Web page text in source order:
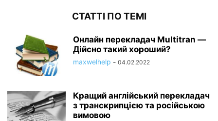
СТАТТІ ПО ТЕМІ
Онлайн перекладач Multitran —
Дійсно такий хороший?
maxwelhelp - 04.02.2022
Кращий англійський перекладач
з транскрипцією та російською
вимовою